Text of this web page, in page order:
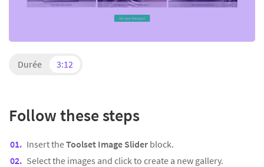
Durée 3:12
Follow these steps
Insert theToolset Image Slider block.
Select the images and click to create a new gallery.